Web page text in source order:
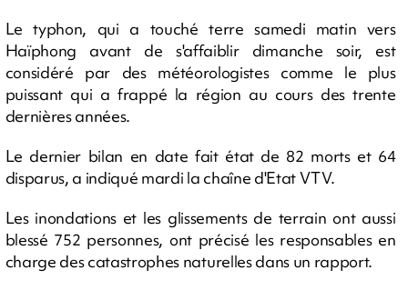
Le typhon, qui a touché terre samedi matin vers
Haïphong avant de s'affaiblir dimanche soir, est
considéré par des météorologistes comme le plus
puissant qui a frappé la région au cours des trente
dernières années.
Le dernier bilan en date fait état de 82 morts et 64
disparus, a indiqué mardi la chaîne d'Etat VTV.
Les inondations et les glissements de terrain ont aussi
blessé 752 personnes, ont précisé les responsables en
charge des catastrophes naturelles dans un rapport.